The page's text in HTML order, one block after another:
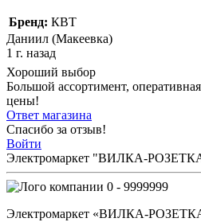
Бренд: КВТ
Даниил (Макеевка)
1 г. назад
Хороший выбор
Большой ассортимент,
цены!
Ответ магазина
Спасибо за отзыв!
Войти
Электромаркет "ВИЛКА-
0 - 9999999
Электромаркет «ВИЛКА-